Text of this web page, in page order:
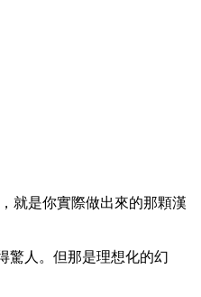
就是你實際做出來的那顆漢
驚人。但那是理想化的幻